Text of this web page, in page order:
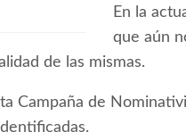
En la
que aún
de las mismas.
Campaña de